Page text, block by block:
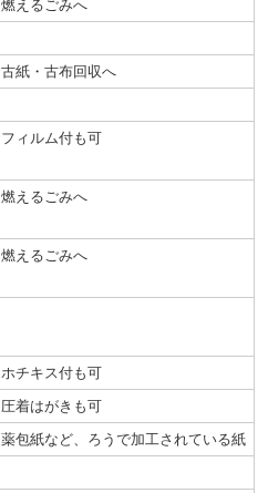
燃えるごみへ
古紙・古布回収へ
フィルム付も可
燃えるごみへ
燃えるごみへ
ホチキス付も可
圧着はがきも可
薬包紙など、ろうで加工されている紙